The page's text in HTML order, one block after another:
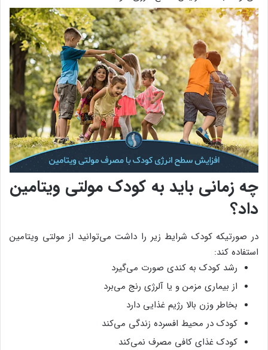
چه زمانی باید به کودک مولتی ویتامین
داد؟
در صورتیکه کودک شرایط زیر را داشت می‌توانید از مولتی ویتامین
استفاده کند:
رشد کودک به کندی صورت می‌گیرد
از بیماری مزمن و یا آلرژی رنج می‌برد
بخاطر وزن بالا رژیم غذایی دارد
کودک در محیط افسرده زندگی می‌کند
کودک غذای کافی مصرف نمی‌کند